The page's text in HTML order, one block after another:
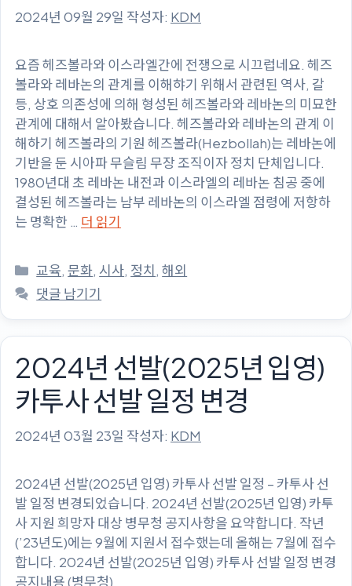
2024년 09월 29일 작성자: KDM
요즘 헤즈볼라와 이스라엘간에 전쟁으로 시끄럽네요. 헤즈
볼라와 레바논의 관계를 이해햐기 위해서 관련된 역사, 갈
등, 상호 의존성에 의해 형성된 헤즈볼라와 레바논의 미묘한
관계에 대해서 알아봤습니다. 헤즈볼라와 레바논의 관계 이
해하기 헤즈볼라의 기원 헤즈볼라(Hezbollah)는 레바논에
기반을 둔 시아파 무슬림 무장 조직이자 정치 단체입니다.
1980년대 초 레바논 내전과 이스라엘의 레바논 침공 중에
결성된 헤즈볼라는 남부 레바논의 이스라엘 점령에 저항하
는 명확한 … 더 읽기
카
테
고
리
교육,문화, 시사, 정치,해외
댓글 남기기
2024년 선발(2025년 입영)
카투사 선발 일정 변경
2024년 03월 23일 작성자: KDM
2024년 선발(2025년 입영) 카투사 선발 일정 – 카투사 선
발 일정 변경되었습니다. 2024년 선발(2025년 입영) 카투
사 지원 희망자 대상 병무청 공지사항을 요약합니다. 작년
(’23년도)에는 9월에 지원서 접수했는데 올해는 7월에 접수
합니다. 2024년 선발(2025년 입영) 카투사 선발 일정 변경
공지내용 (병무청)